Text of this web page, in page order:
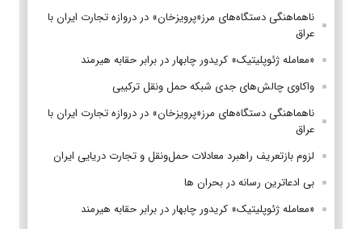
ناهماهنگی دستگاه‌های مرز«پرویزخان» در دروازه تجارت ایران با
عراق
«معامله ژئوپلیتیک» کریدور چابهار در برابر حقابه هیرمند
واکاوی چالش‌های جدی شبکه حمل ونقل ترکیبی
ناهماهنگی دستگاه‌های مرز«پرویزخان» در دروازه تجارت ایران با
عراق
لزوم بازتعریف راهبرد معادلات حمل‌ونقل و تجارت دریایی ایران
بی ادعاترین رسانه در بحران ها
«معامله ژئوپلیتیک» کریدور چابهار در برابر حقابه هیرمند